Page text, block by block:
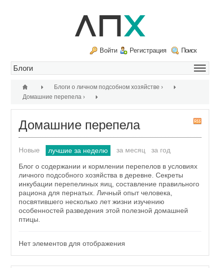
Поиск
Войти Регистрация
Блоги о личном подсобном хозяйстве ›
Домашние перепела ›
S
Домашние перепела
Новые лучшие за неделю за месяц за год
Блог о содержании и кормлении перепелов в условиях
личного подсобного хозяйства в деревне. Секреты
инкубации перепелиных яиц, составление правильного
рациона для пернатых. Личный опыт человека,
посвятившего несколько лет жизни изучению
особенностей разведения этой полезной домашней
птицы.
Нет элементов для отображения